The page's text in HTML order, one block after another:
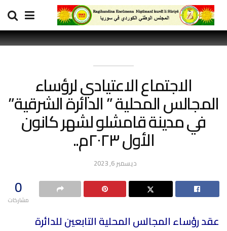
الاجتماع الاعتيادي لرؤساء
المجالس المحلية ” الدائرة الشرقية”
في مدينة قامشلو لشهر كانون
الأول ٢٠٢٣م..
ديسمبر 6, 2023
0
مشاركات
عقد رؤساء المجالس المحلية التابعين للدائرة